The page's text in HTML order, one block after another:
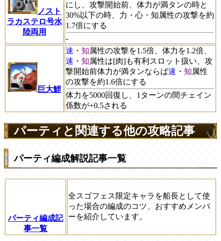
ノスト
ラカステロ号水
陸両用
にし、攻撃開始前、体力が満タンの時と
30%以下の時、力・心・知属性の攻撃を約
1.7倍にする
-
巨大鯉
速 ・ 知属性の攻撃を1.5倍、体力を1.2倍、
速 ・ 知属性は[肉]も有利スロット扱い、攻
撃開始前体力が満タンならば速 ・ 知属性
の攻撃を約1.6倍にする
体力を5000回復し、1ターンの間チェイン
係数が+0.5される
パーティと関連する他の攻略記事
パーティ編成解説記事一覧
パーティ編成記
事一覧
全スゴフェス限定キャラを船長として使
った場合の編成のコツ、おすすめメンバ
ーを紹介しています。